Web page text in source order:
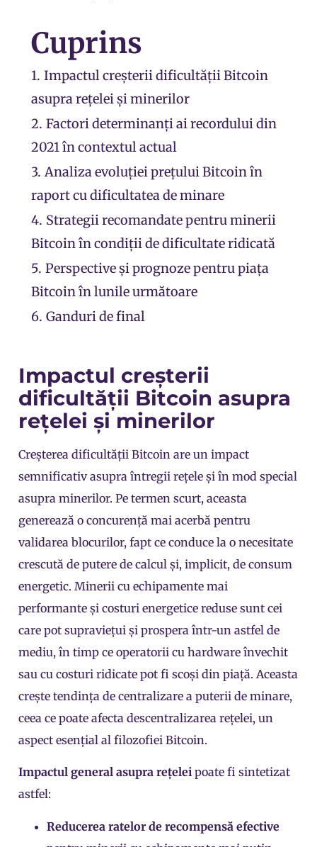
Cuprins
1. Impactul creșterii dificultății Bitcoin
asupra rețelei și minerilor
2. Factori determinanți ai recordului din
2021 în contextul actual
3. Analiza evoluției prețului Bitcoin în
raport cu dificultatea de minare
4. Strategii recomandate pentru minerii
Bitcoin în condiții de dificultate ridicată
5. Perspective și prognoze pentru piața
Bitcoin în lunile următoare
6. Ganduri de final
Impactul creșterii
dificultății Bitcoin asupra
rețelei și minerilor
Creșterea dificultății Bitcoin are un impact
semnificativ asupra întregii rețele și în mod special
asupra minerilor. Pe termen scurt, aceasta
generează o concurență mai acerbă pentru
validarea blocurilor, fapt ce conduce la o necesitate
crescută de putere de calcul și, implicit, de consum
energetic. Minerii cu echipamente mai
performante și costuri energetice reduse sunt cei
care pot supraviețui și prospera într-un astfel de
mediu, în timp ce operatorii cu hardware învechit
sau cu costuri ridicate pot fi scoși din piață. Aceasta
crește tendința de centralizare a puterii de minare,
ceea ce poate afecta descentralizarea rețelei, un
aspect esențial al filozofiei Bitcoin.
Impactul general asupra rețelei poate fi sintetizat
astfel:
Reducerea ratelor de recompensă efective